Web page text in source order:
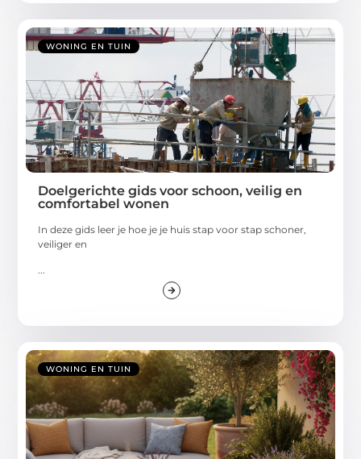
WONING EN TUIN
Doelgerichte gids voor schoon, veilig en
comfortabel wonen
In deze gids leer je hoe je je huis stap voor stap schoner,
veiliger en
...
WONING EN TUIN